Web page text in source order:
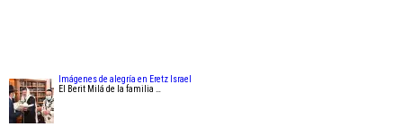
Imágenes de alegría en Eretz Israel
El Berit Milá de la familia …